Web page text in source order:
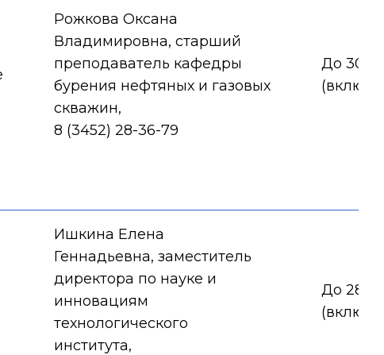
Рожкова Оксана
Владимировна, старший
преподаватель кафедры
бурения нефтяных и газовых
скважин,
8 (3452) 28-36-79
До
Ишкина Елена
Геннадьевна, заместитель
директора по науке и
инновациям
технологического
института,
До